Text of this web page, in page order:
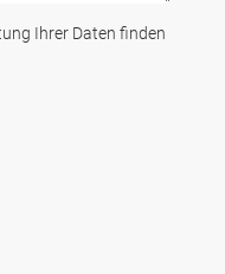
Ihrer Daten finden